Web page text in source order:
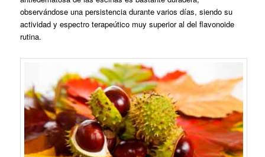
observándose una persistencia durante varios días, siendo su
actividad y espectro terapeútico muy superior al del flavonoide
rutina.